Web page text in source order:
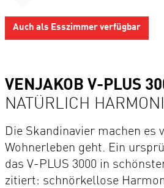
Auch als Esszimmer verfügbar
VENJAKOB V-PLUS
NATÜRLICH
Die Skandinavier machen es
Wohnerleben geht. Ein
das V-PLUS 3000 in
zitiert: schnörkellose